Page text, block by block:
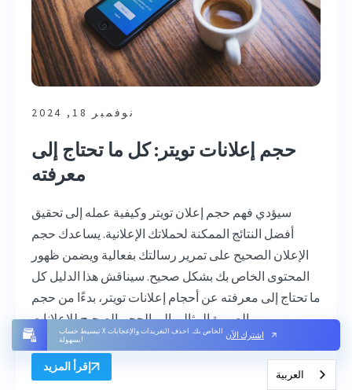
تبسيط حساب X الخاص بك. احذف التغريدات والإعجابات
بسهولة!
اشترك الآن
نوفمبر 18, 2024
حجم إعلانات تويتر: كل ما تحتاج إلى
معرفته
سيؤدي فهم حجم إعلان تويتر وكيفية عمله إلى تحقيق
أفضل النتائج الممكنة لحملاتك الإعلانية. يساعدك حجم
الإعلان الصحيح على تمرير رسالتك بفعالية ويضمن ظهور
المحتوى الخاص بك بشكل صحيح. سيناقش هذا الدليل كل
ما تحتاج إلى معرفته عن أحجام إعلانات تويتر، بدءًا من حجم
الصورة المثالي إلى الحجم الصحيح للإعلانات ...
إقرأ المزيد
العربية‏